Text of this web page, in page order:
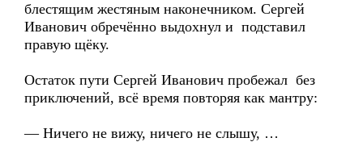
блестящим жестяным наконечником. Сергей
Иванович обречённо выдохнул и подставил
правую щёку.
Остаток пути Сергей Иванович пробежал без
приключений, всё время повторяя как мантру:
— Ничего не вижу, ничего не слышу, …